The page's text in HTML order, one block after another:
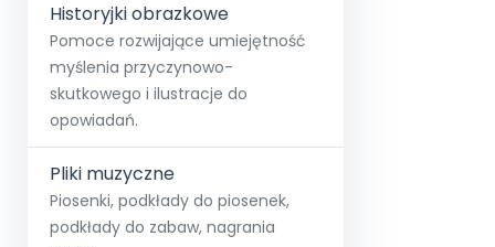
Historyjki obrazkowe
Pomoce rozwijające umiejętność
myślenia przyczynowo-
skutkowego i ilustracje do
opowiadań.
Pliki muzyczne
Piosenki, podkłady do piosenek,
podkłady do zabaw, nagrania